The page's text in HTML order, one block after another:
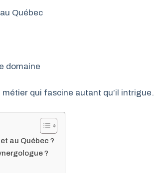
Québec
domaine
qui fascine autant qu’il intrigue.
au Québec ?
?